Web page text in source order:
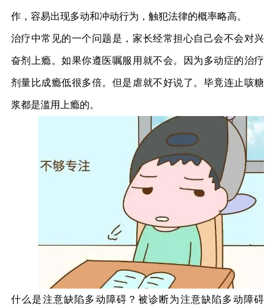
作，容易出现多动和冲动行为，触犯法律的概率略高。
治疗中常见的一个问题是，家长经常担心自己会不会对兴
奋剂上瘾。如果你遵医嘱服用就不会。因为多动症的治疗
剂量比成瘾低很多倍。但是虐就不好说了。毕竟连止咳糖
浆都是滥用上瘾的。
什么是注意缺陷多动障碍？被诊断为注意缺陷多动障碍